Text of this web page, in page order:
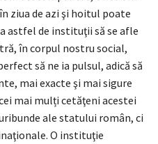
ziua de azi şi hoitul poate
astfel de instituţii să se afle
în corpul nostru social,
să ne ia pulsul, adică să
mai exacte şi mai sigure
mai mulți cetăţeni acestei
ale statului român, ci
O instituţie